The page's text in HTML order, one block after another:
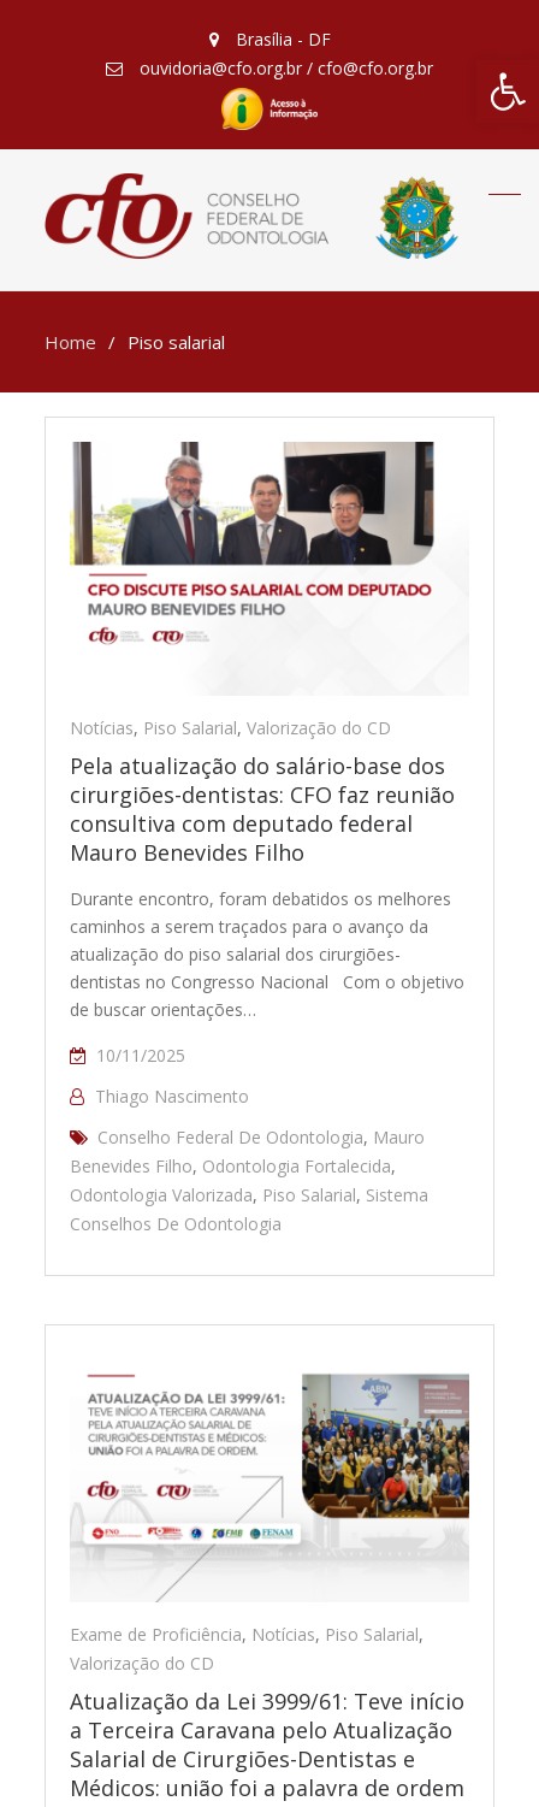
Barra
Brasília - DF
ouvidoria@cfo.org.br / cfo@cfo.org.br
Home Piso salarial
Notícias, Piso Salarial,Valorização do CD
Pela atualização do salário-base dos
cirurgiões-dentistas: CFO faz reunião
consultiva com deputado federal
Mauro Benevides Filho
Durante encontro, foram debatidos os melhores
caminhos a serem traçados para o avanço da
atualização do piso salarial dos cirurgiões-
dentistas no Congresso Nacional Com o objetivo
de buscar orientações…
10/11/2025
Thiago Nascimento
Conselho Federal De Odontologia, Mauro
Benevides Filho, Odontologia Fortalecida,
Odontologia Valorizada, Piso Salarial, Sistema
Conselhos De Odontologia
Exame de Proficiência, Notícias, Piso Salarial,
Valorização do CD
Atualização da Lei 3999/61: Teve início
a Terceira Caravana pelo Atualização
Salarial de Cirurgiões-Dentistas e
Médicos: união foi a palavra de ordem